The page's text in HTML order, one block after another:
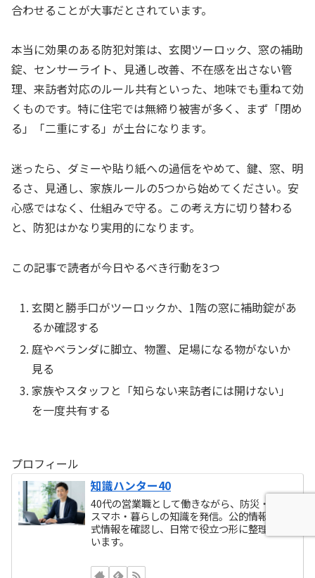
合わせることが大事だとされています。
本当に効果のある防犯対策は、玄関ツーロック、窓の補助
錠、センサーライト、見通し改善、不在感を出さない管
理、来訪者対応のルール共有といった、地味でも重ねて効
くものです。特に住宅では無締り被害が多く、まず「閉め
る」「二重にする」が土台になります。
迷ったら、ダミーや貼り紙への過信をやめて、鍵、窓、明
るさ、見通し、家族ルールの5つから始めてください。安
心感ではなく、仕組みで守る。この考え方に切り替わる
と、防犯はかなり実用的になります。
この記事で読者が今日やるべき行動を3つ
玄関と勝手口がツーロックか、1階の窓に補助錠があ
るか確認する
庭やベランダに脚立、物置、足場になる物がないか
見る
家族やスタッフと「知らない来訪者には開けない」
を一度共有する
プロフィール
知識ハンター40
40代の営業職として働きながら、防災・車・
スマホ・暮らしの知識を発信。公的情報や公
式情報を確認し、日常で役立つ形に整理して
います。